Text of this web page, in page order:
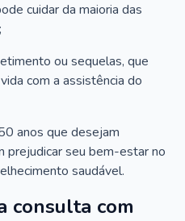
cuidar da maioria das
ou sequelas, que
com a assistência do
anos que desejam
prejudicar seu bem-estar no
saudável.
consulta com